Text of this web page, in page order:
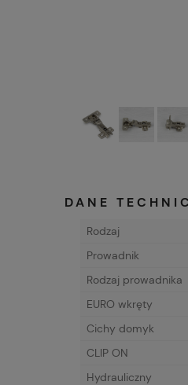
DANE
Rodzaj
Prowadnik
Rodzaj prowadnika
EURO wkręty
Cichy domyk
CLIP ON
Hydrauliczny